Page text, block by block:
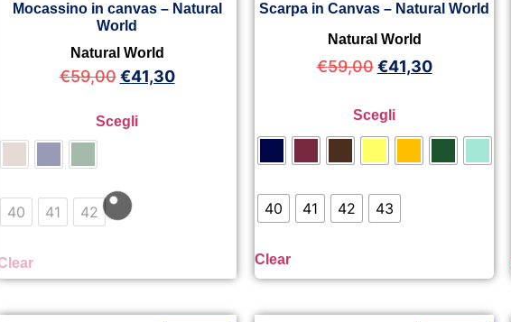
Mocassino in canvas – Natural
World
Natural World
€59,00 €41,30
Scegli
40 41 42
Scarpa in Canvas – Natural World
Natural World
€59,00 €41,30
Scegli
40 41 42 43
Clear